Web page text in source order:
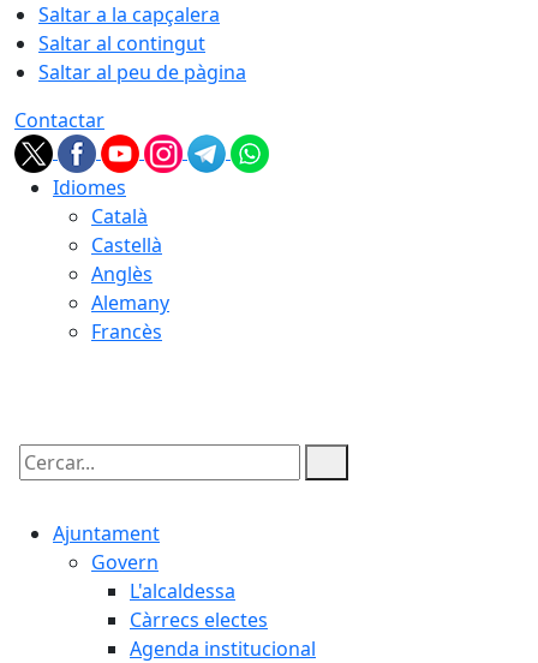
Saltar a la capçalera
Saltar al contingut
Saltar al peu de pàgina
Contactar
Idiomes
Català
Castellà
Anglès
Alemany
Francès
Cercar:
Ajuntament
Govern
L'alcaldessa
Càrrecs electes
Agenda institucional